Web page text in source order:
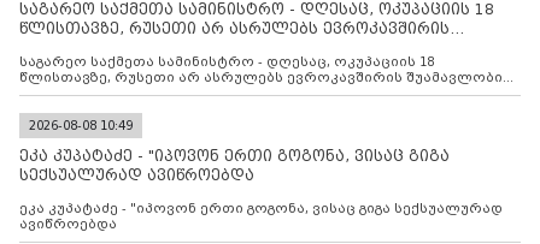
საგარეო საქმეთა სამინისტრო - დღესაც, ოკუპაციის 18
წლისთავზე, რუსეთი არ ასრულებს ევროკავშირის
საგარეო საქმეთა სამინისტრო - დღესაც, ოკუპაციის 18
წლისთავზე, რუსეთი არ ასრულებს ევროკავშირის შუამავლობით
დადებულ 2008 წლის 12 აგვისტოს ცეცხლის შეწყვეტის
კონტროლს ოკუპირებულ რეგიონებში, აგრძელებს მათი
მილიტარიზაციის პროცესს და აქტიურად დგამს ნაბიჯებს მათი
ფაქტობრივი ანექსიისკენ
2026-08-08 10:49
ეკა კუპატაძე - "იპოვონ ერთი გოგონა, ვისაც გიგა
სექსუალურად ავიწროებდა
ეკა კუპატაძე - "იპოვონ ერთი გოგონა, ვისაც გიგა სექსუალურად
ავიწროებდა